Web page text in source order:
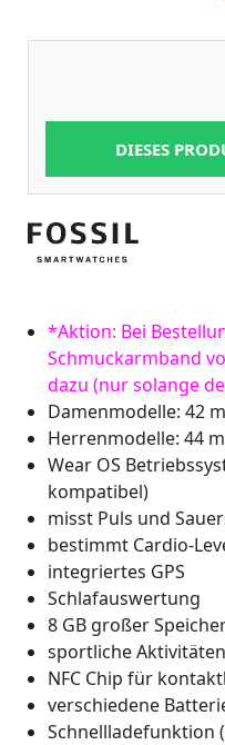
DIESES
*Aktion: Bei
Schmuckarmband
dazu (nur solange
Damenmodelle: 42
Herrenmodelle: 44
Wear OS
kompatibel)
misst Puls und
bestimmt Cardio-
integriertes GPS
Schlafauswertung
8 GB großer
sportliche
NFC Chip für
verschiedene
Schnellladefunktion